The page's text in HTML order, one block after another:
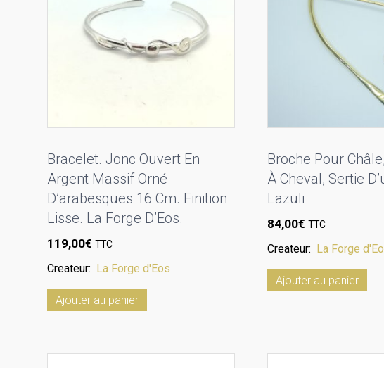
Bracelet. Jonc Ouvert En
Argent Massif Orné
D’arabesques 16 Cm. Finition
Lisse. La Forge D’Eos.
119,00€ TTC
Createur: La Forge d'Eos
Ajouter au panier
Broche Pour
À Cheval, Sertie
Lazuli
84,00€ TTC
Createur: La Forge
Ajouter au panier